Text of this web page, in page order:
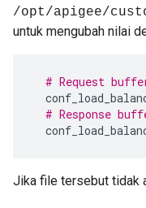
/opt/apigee/
untuk mengubah nilai
# Request
# Response
Jika file tersebut tidak